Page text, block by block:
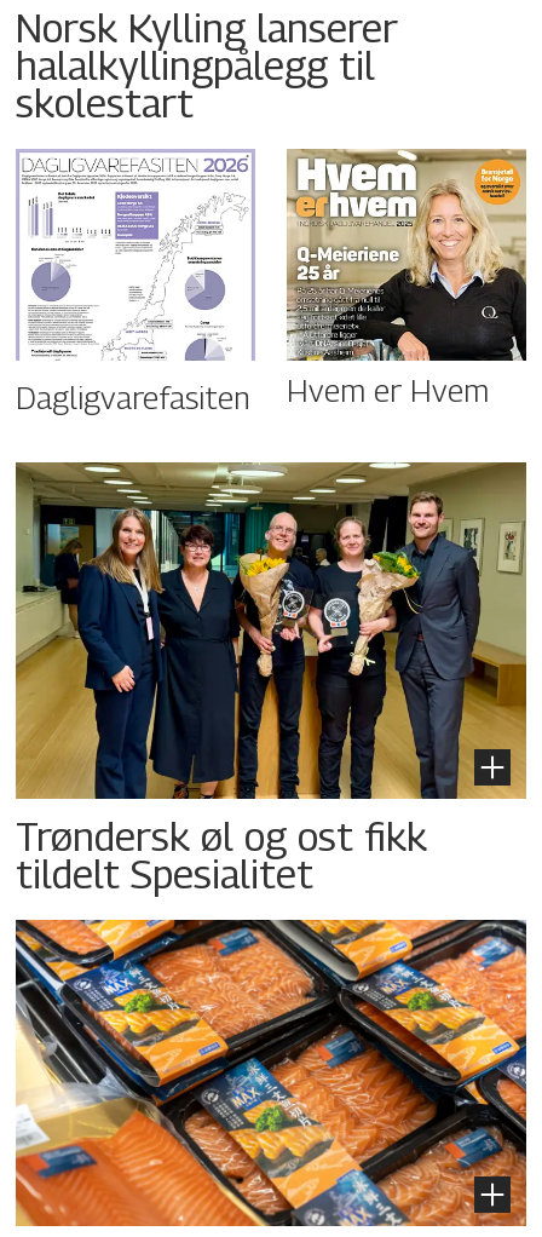
Norsk Kylling lanserer
halalkyllingpålegg til
skolestart
Dagligvarefasiten Hvem er Hvem
Trøndersk øl og ost fikk
tildelt Spesialitet